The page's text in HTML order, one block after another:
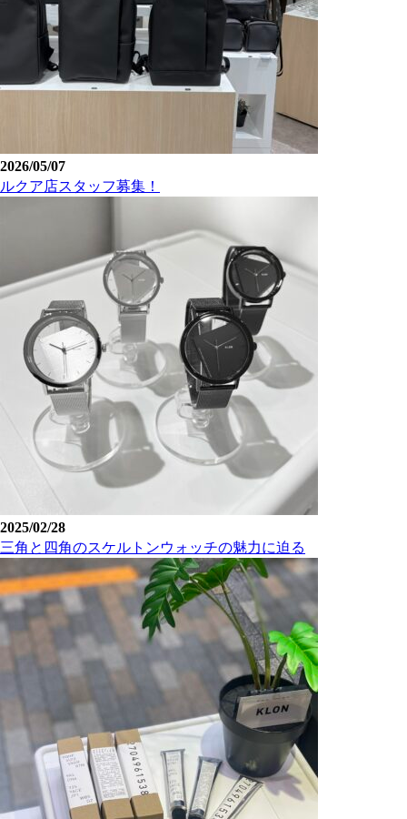
2026/05/07
ルクア店スタッフ募集！
2025/02/28
三角と四角のスケルトンウォッチの魅力に迫る